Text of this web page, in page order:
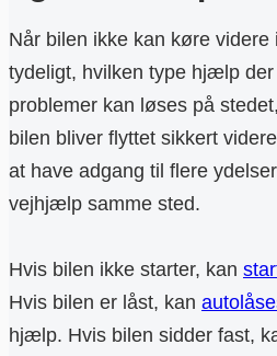
Når bilen ikke kan køre
tydeligt, hvilken type hjælp
problemer kan løses på
bilen bliver flyttet sikkert
at have adgang til flere
vejhjælp samme sted.
Hvis bilen ikke starter, kan
Hvis bilen er låst, kan
hjælp. Hvis bilen sidder fast,